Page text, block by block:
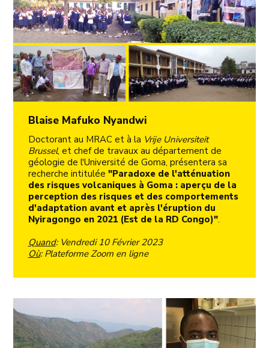
Blaise Mafuko Nyandwi
Doctorant au MRAC et à la Vrije Universiteit
Brussel, et chef de travaux au département de
géologie de l'Université de Goma, présentera sa
recherche intitulée "Paradoxe de l'atténuation
des risques volcaniques à Goma : aperçu de la
perception des risques et des comportements
d'adaptation avant et après l'éruption du
Nyiragongo en 2021 (Est de la RD Congo)".
Quand: Vendredi 10 Février 2023
Où: Plateforme Zoom en ligne